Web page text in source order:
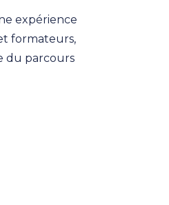
expérience
formateurs,
du parcours